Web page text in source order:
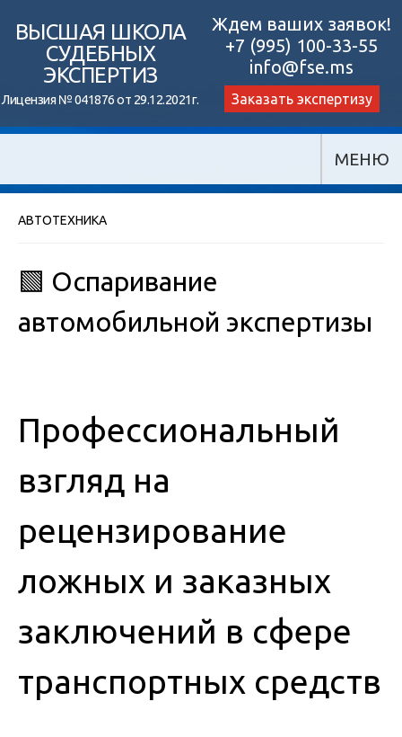
content
ВЫСШАЯ ШКОЛА
СУДЕБНЫХ
ЭКСПЕРТИЗ
Лицензия № 041876 от 29.12.2021г.
Ждем ваших заявок!
+7 (995) 100-33-55
info@fse.ms
Заказать экспертизу
МЕНЮ
АВТОТЕХНИКА
🟩 Оспаривание
автомобильной экспертизы
Профессиональный
взгляд на
рецензирование
ложных и заказных
заключений в сфере
транспортных средств